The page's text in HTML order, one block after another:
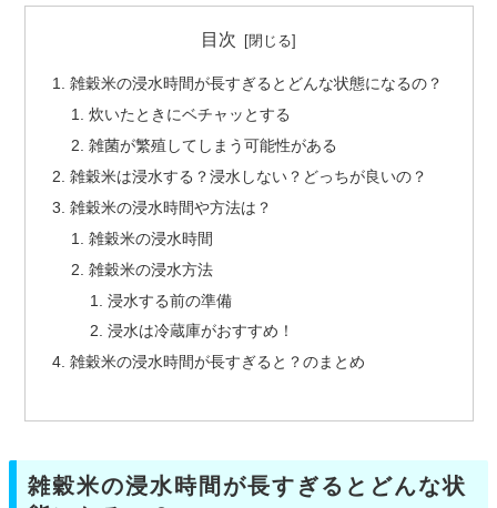
目次
雑穀米の浸水時間が長すぎるとどんな状態になるの？
炊いたときにベチャッとする
雑菌が繁殖してしまう可能性がある
雑穀米は浸水する？浸水しない？どっちが良いの？
雑穀米の浸水時間や方法は？
雑穀米の浸水時間
雑穀米の浸水方法
浸水する前の準備
浸水は冷蔵庫がおすすめ！
雑穀米の浸水時間が長すぎると？のまとめ
雑穀米の浸水時間が長すぎるとどんな状